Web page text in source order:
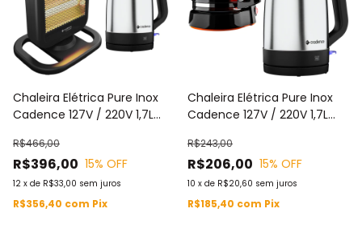
Chaleira Elétrica Pure Inox
Cadence 127V / 220V 1,7L
Halógeno Cadence Preto
127V / 220V AQC315 (2)
R$396,00
R$466,00
15% OFF
12 x de R$33,00 sem juros
R$356,40 com Pix
Chaleira Elétrica Pure Inox
Cadence 127V / 220V 1,7L
Cadence Preta 127V / 220V
750ML CAF338
R$206,00
R$243,00
15% OFF
10 x de R$20,60 sem juros
R$185,40 com Pix